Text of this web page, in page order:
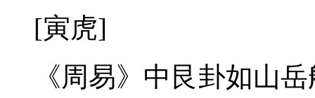
[寅虎]
《周易》中艮卦如山